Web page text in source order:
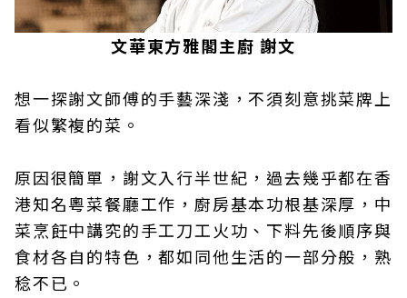
文華東方雅閣主廚 謝文
想一探謝文師傅的手藝深淺，不須刻意挑菜牌上
看似繁複的菜。
原因很簡單，謝文入行半世紀，過去幾乎都在香
港知名粵菜餐廳工作，廚房基本功根基深厚，中
菜烹飪中講究的手工刀工火功、下料先後順序與
食材各自的特色，都如同他生活的一部分般，熟
稔不已。